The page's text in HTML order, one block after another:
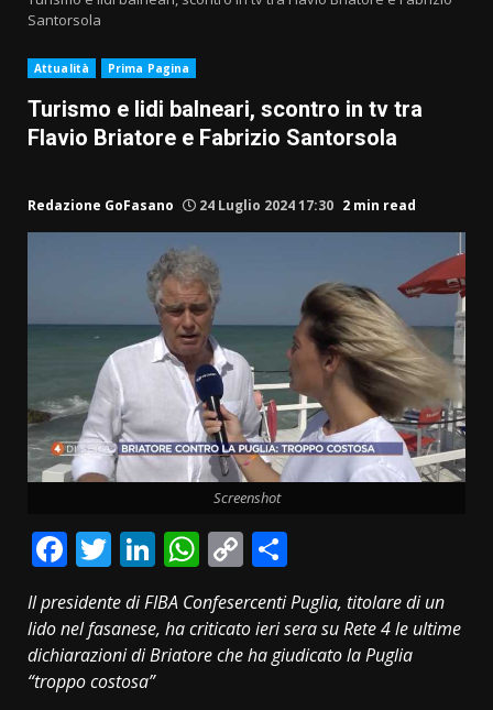
Santorsola
Attualità Prima Pagina
Turismo e lidi balneari, scontro in tv tra
Flavio Briatore e Fabrizio Santorsola
Redazione GoFasano 24 Luglio 2024 17:30 2 min read
Screenshot
Facebook
Twitter
LinkedIn
WhatsApp
Copy
Link
Il presidente di FIBA Confesercenti Puglia, titolare di un
lido nel fasanese, ha criticato ieri sera su Rete 4 le ultime
dichiarazioni di Briatore che ha giudicato la Puglia
“troppo costosa”